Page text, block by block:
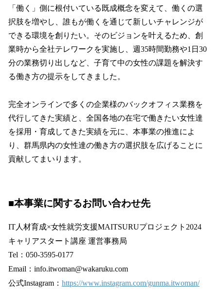
「働く」側に根付いている既成概念を変えて、働くの選
択肢を増やし、誰もが働くを通じて新しいチャレンジが
できる環境を創りたい。そのビジョンを叶えるため、創
業時から全社テレワークを実施し、週35時間勤務や1日30
分の業務切り出しなど、子育て中の女性の課題を解決す
る働き方の提示をしてきました。
完全オンラインで多くの企業様のバックオフィス業務を
代行してきた実績と、全国各地の在宅で働きたい女性達
を採用・育成してきた実績を元に、本事業の推進によ
り、群馬県内の女性達の働き方の選択肢を広げることに
貢献してまいります。
■本事業に関するお問い合わせ先
IT人材育成×女性就労支援MAITSURUプロジェクト2024
キャリアスタート講座 運営事務局
Tel：050-3595-0177
Email：info.itwoman@wakaruku.com
公式Instagram： https://www.instagram.com/gunma.itwoman/